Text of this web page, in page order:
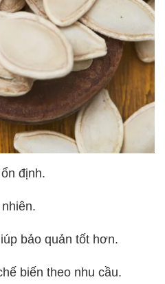
định.
bảo quản tốt hơn.
biến theo nhu cầu.